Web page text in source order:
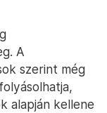
A
szerint még
alapján kellene